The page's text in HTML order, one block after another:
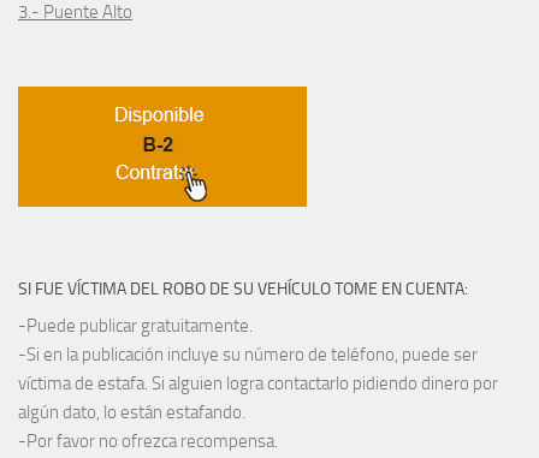
3.- Puente Alto
SI FUE VÍCTIMA DEL ROBO DE SU VEHÍCULO TOME EN CUENTA:
-Puede publicar gratuitamente.
-Si en la publicación incluye su número de teléfono, puede ser
víctima de estafa. Si alguien logra contactarlo pidiendo dinero por
algún dato, lo están estafando.
-Por favor no ofrezca recompensa.